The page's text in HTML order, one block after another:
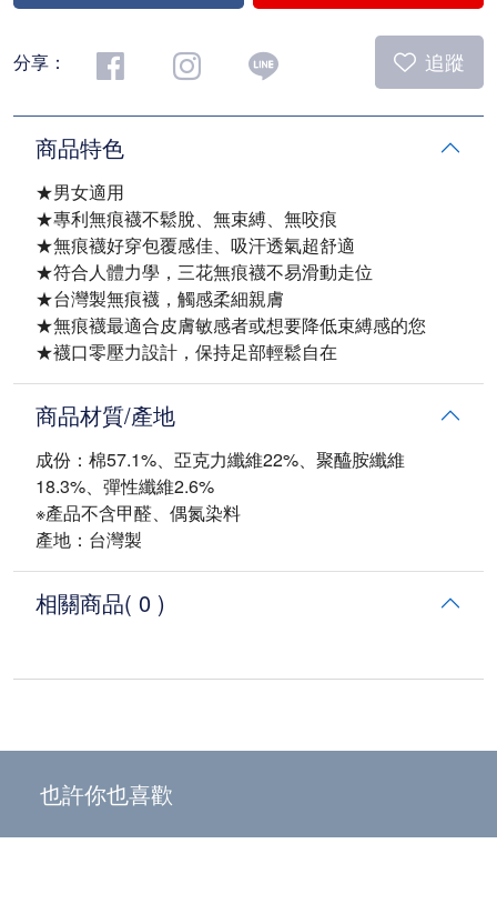
分享： 追蹤
商品特色
★男女適用
★專利無痕襪不鬆脫、無束縛、無咬痕
★無痕襪好穿包覆感佳、吸汗透氣超舒適
★符合人體力學，三花無痕襪不易滑動走位
★台灣製無痕襪，觸感柔細親膚
★無痕襪最適合皮膚敏感者或想要降低束縛感的您
★襪口零壓力設計，保持足部輕鬆自在
商品材質/產地
成份：棉57.1%、亞克力纖維22%、聚醯胺纖維
18.3%、彈性纖維2.6%
※產品不含甲醛、偶氮染料
產地：台灣製
相關商品( 0 )
也許你也喜歡